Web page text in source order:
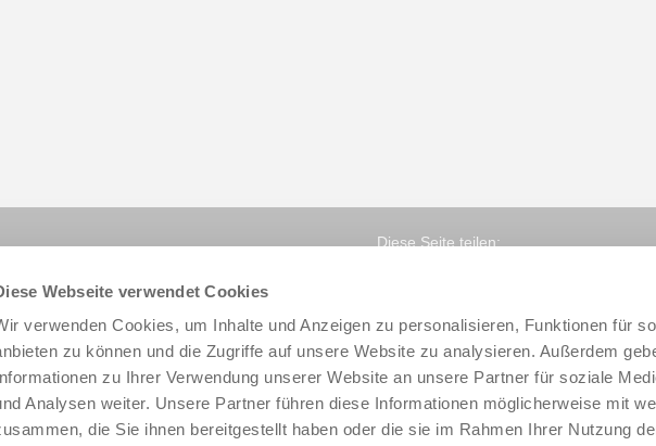
Webseite verwendet Cookies
verwenden Cookies, um Inhalte und Anzeigen zu personalisieren, Funktionen für
zu können und die Zugriffe auf unsere Website zu analysieren. Außerdem
zu Ihrer Verwendung unserer Website an unsere Partner für soziale
Analysen weiter. Unsere Partner führen diese Informationen möglicherweise mit
die Sie ihnen bereitgestellt haben oder die sie im Rahmen Ihrer Nutzung
Diese Seite teilen:
group.com